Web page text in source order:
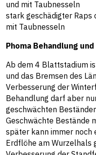
stark geschädigter Raps
mit Taubnesseln
Phoma Behandlung
Ab dem 4 Blattstadium
und das Bremsen des
Verbesserung der
Behandlung darf aber
geschwächten
Geschwächte Bestände
später kann immer noch
Erdflöhe am Wurzelhals